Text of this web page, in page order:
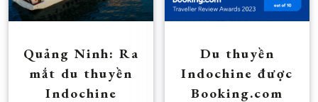
Quảng Ninh: Ra
mắt du thuyền
Indochine
Du thuyền
Indochine được
Booking.com